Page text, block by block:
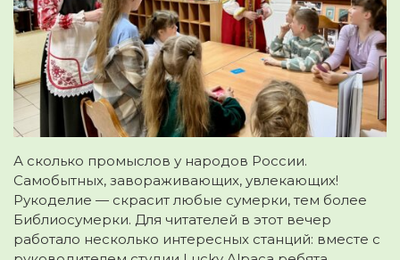
А сколько промыслов у народов России.
Самобытных, завораживающих, увлекающих!
Рукоделие — скрасит любые сумерки, тем более
Библиосумерки. Для читателей в этот вечер
работало несколько интересных станций: вместе с